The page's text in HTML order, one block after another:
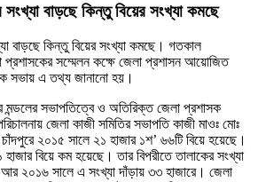
সংখ্যা বাড়ছে কিন্তু বিয়ের সংখ্যা কমছে
বাড়ছে কিন্তু বিয়ের সংখ্যা কমছে। গতকাল
প্রশাসকের সম্মেলন কক্ষে জেলা প্রশাসন আয়োজিত
সভায় এ তথ্য জানানো হয়।
সভাপতিত্বে ও অতিরিক্ত জেলা প্রশাসক
জেলা কাজী সমিতির সভাপতি কাজী মাওঃ মোঃ
২০১৫ সালে ২১ হাজার ১শ’ ৬৬টি বিয়ে হয়েছে।
বিয়ে কম হয়েছে। তার বিপরীতে তালাকের সংখ্যা
২০১৬ সালে এ সংখ্যা দাঁড়ায় ৩৩ হাজারে। জেলা